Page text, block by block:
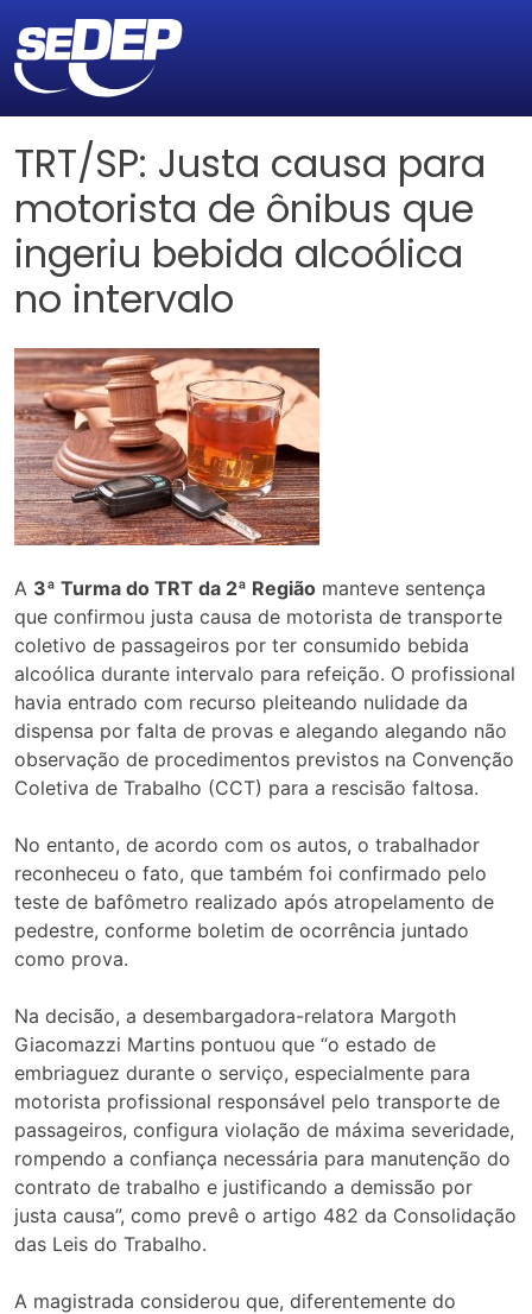
TRT/SP: Justa causa para
motorista de ônibus que
ingeriu bebida alcoólica
no intervalo
A 3ª Turma do TRT da 2ª Região manteve sentença
que confirmou justa causa de motorista de transporte
coletivo de passageiros por ter consumido bebida
alcoólica durante intervalo para refeição. O profissional
havia entrado com recurso pleiteando nulidade da
dispensa por falta de provas e alegando alegando não
observação de procedimentos previstos na Convenção
Coletiva de Trabalho (CCT) para a rescisão faltosa.
No entanto, de acordo com os autos, o trabalhador
reconheceu o fato, que também foi confirmado pelo
teste de bafômetro realizado após atropelamento de
pedestre, conforme boletim de ocorrência juntado
como prova.
Na decisão, a desembargadora-relatora Margoth
Giacomazzi Martins pontuou que “o estado de
embriaguez durante o serviço, especialmente para
motorista profissional responsável pelo transporte de
passageiros, configura violação de máxima severidade,
rompendo a confiança necessária para manutenção do
contrato de trabalho e justificando a demissão por
justa causa”, como prevê o artigo 482 da Consolidação
das Leis do Trabalho.
A magistrada considerou que, diferentemente do